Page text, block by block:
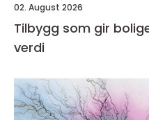
02. August 2026
Tilbygg som gir
verdi